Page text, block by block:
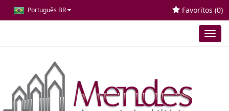
Português BR Favoritos (0)